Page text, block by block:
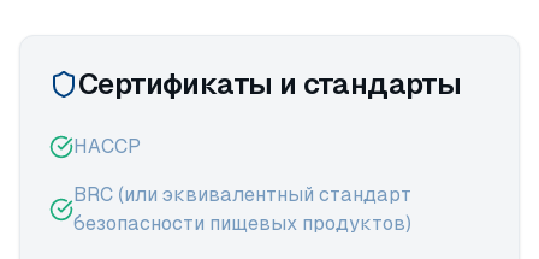
Сертификаты и стандарты
HACCP
BRC (или эквивалентный стандарт
безопасности пищевых продуктов)